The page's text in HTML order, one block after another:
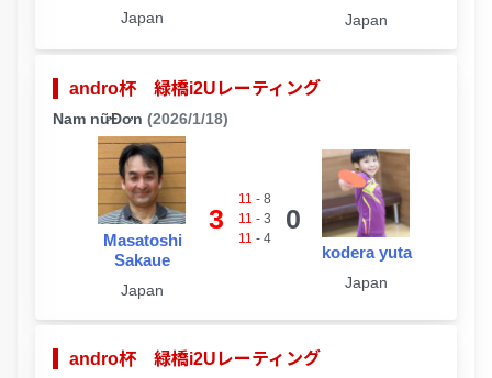
Japan Japan
andro杯 緑橋i2Uレーティング
Nam nữĐơn (2026/1/18)
Masatoshi
Sakaue
Japan
3
11 - 8
11 - 3
11 - 4
0
kodera yuta
Japan
andro杯 緑橋i2Uレーティング